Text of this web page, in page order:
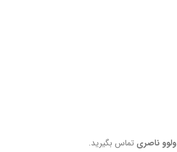
ولوو ناصری تماس بگیرید.